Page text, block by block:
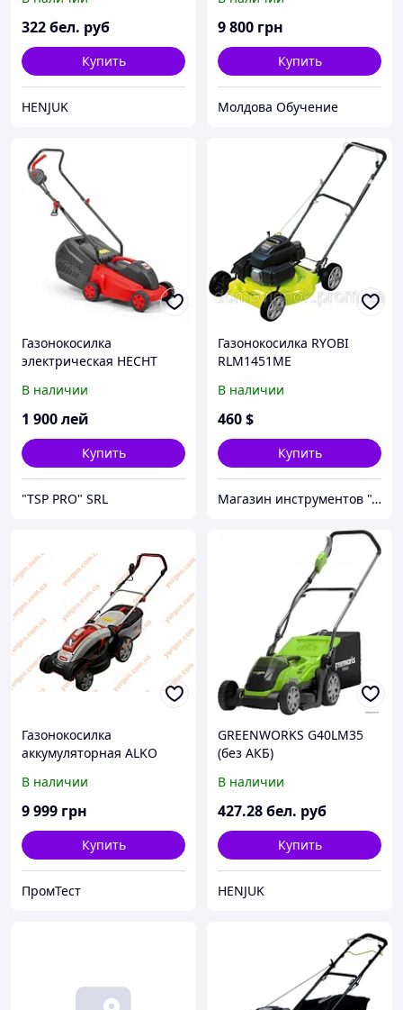
322бел. руб
Купить
HENJUK
9 800 грн
Купить
Молдова Обучение
Газонокосилка
электрическая HECHT
В наличии
1 900лей
Купить
"TSP PRO" SRL
Газонокосилка RYOBI
RLM1451ME
В наличии
460$
Купить
Магазин инструментов "Домовичок"
Газонокосилка
аккумуляторная ALKO
В наличии
9 999 грн
Купить
ПромТест
GREENWORKS G40LM35
(без АКБ)
В наличии
427.28бел. руб
Купить
HENJUK